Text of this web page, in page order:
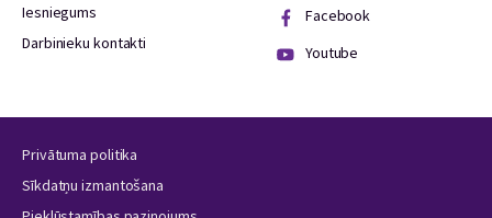
Iesniegums
Darbinieku kontakti
Facebook
Youtube
Privātuma politika
Sīkdatņu izmantošana